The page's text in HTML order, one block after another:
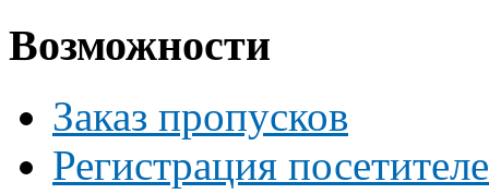
Возможности
Заказ пропусков
Регистрация